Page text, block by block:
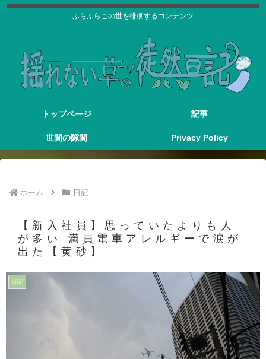
ふらふらこの世を徘徊するコンテンツ
トップページ 記事
世間の隙間 Privacy Policy
ホーム 日記
【新入社員】思っていたよりも人
が多い 満員電車アレルギーで涙が
出た【黄砂】
日記